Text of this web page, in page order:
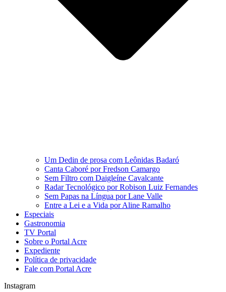
Um Dedin de prosa com Leônidas Badaró
Canta Caboré por Fredson Camargo
Sem Filtro com Daigleíne Cavalcante
Radar Tecnológico por Robison Luiz Fernandes
Sem Papas na Língua por Lane Valle
Entre a Lei e a Vida por Aline Ramalho
Especiais
Gastronomia
TV Portal
Sobre o Portal Acre
Expediente
Política de privacidade
Fale com Portal Acre
Instagram